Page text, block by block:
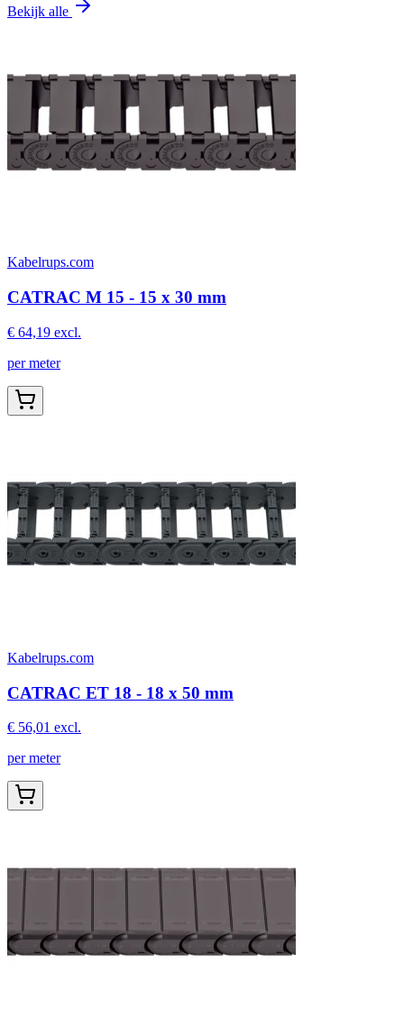
Bekijk alle
Kabelrups.com
CATRAC M 15 - 15 x 30 mm
€ 64,19 excl.
per meter
Kabelrups.com
CATRAC ET 18 - 18 x 50 mm
€ 56,01 excl.
per meter